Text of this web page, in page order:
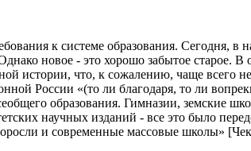
к системе образования. Сегодня,
новое - это хорошо забытое старое.
истории, что, к сожалению, чаще всего
России «(то ли благодаря, то ли
образования. Гимназии, земские
научных изданий - все это было
и современные массовые школы»